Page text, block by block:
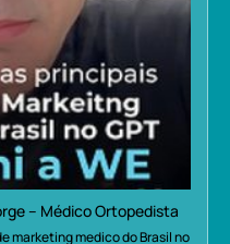
– Médico Ortopedista
marketing medico do Brasil no